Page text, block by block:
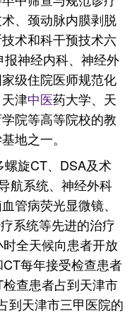
、颈动脉内膜剥脱
术和科干预技术六
神经内科、神经外
级住院医师规范化
津中医药大学、天
院等高等院校的教
地之一。
旋CT、DSA及术
航系统、神经外科
管病荧光显微镜、
系统等先进的治疗
全天候向患者开放
每年接受检查患者
查患者占到天津市
到天津市三甲医院的